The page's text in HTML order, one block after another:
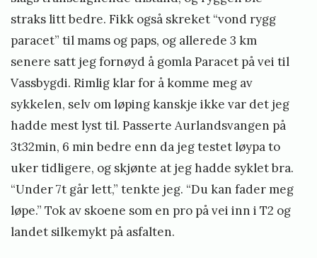
straks litt bedre. Fikk også skreket “vond rygg
paracet” til mams og paps, og allerede 3 km
senere satt jeg fornøyd å gomla Paracet på vei til
Vassbygdi. Rimlig klar for å komme meg av
sykkelen, selv om løping kanskje ikke var det jeg
hadde mest lyst til. Passerte Aurlandsvangen på
3t32min, 6 min bedre enn da jeg testet løypa to
uker tidligere, og skjønte at jeg hadde syklet bra.
“Under 7t går lett,” tenkte jeg. “Du kan fader meg
løpe.” Tok av skoene som en pro på vei inn i T2 og
landet silkemykt på asfalten.